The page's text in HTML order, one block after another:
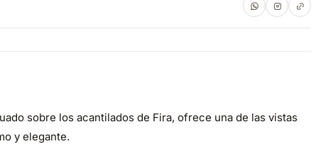
sobre los acantilados de Fira, ofrece una de las vistas
y elegante.